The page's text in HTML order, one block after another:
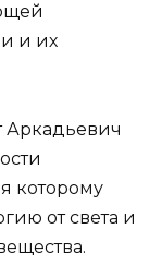
и их
Аркадьевич
которому
от света и